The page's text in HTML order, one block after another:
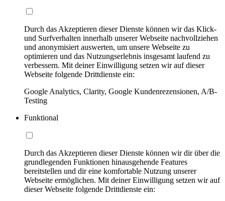
Durch das Akzeptieren dieser Dienste können wir das Klick-
und Surfverhalten innerhalb unserer Webseite nachvollziehen
und anonymisiert auswerten, um unsere Webseite zu
optimieren und das Nutzungserlebnis insgesamt laufend zu
verbessern. Mit deiner Einwilligung setzen wir auf dieser
Webseite folgende Drittdienste ein:
Google Analytics, Clarity, Google Kundenrezensionen, A/B-
Testing
Funktional
Durch das Akzeptieren dieser Dienste können wir dir über die
grundlegenden Funktionen hinausgehende Features
bereitstellen und dir eine komfortable Nutzung unserer
Webseite ermöglichen. Mit deiner Einwilligung setzen wir auf
dieser Webseite folgende Drittdienste ein: